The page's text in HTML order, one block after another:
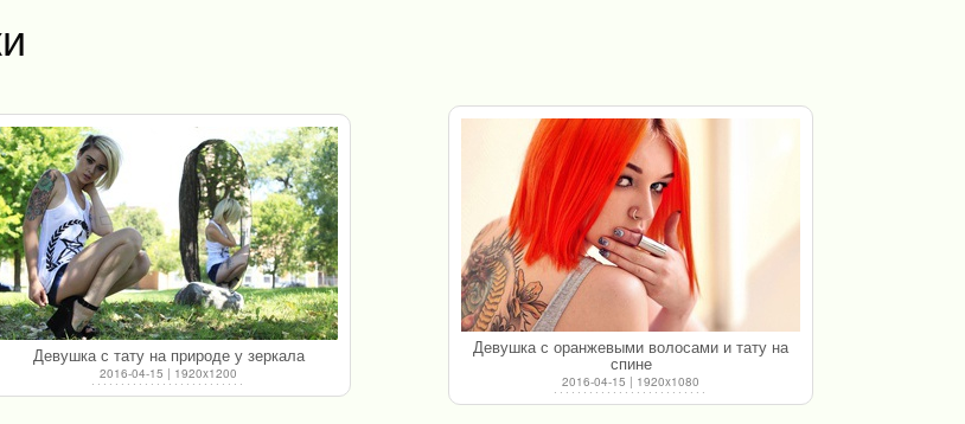
Девушка с тату на природе у зеркала
2016-04-15 | 1920x1200
Девушка с оранжевыми волосами и тату на
спине
2016-04-15 | 1920x1080